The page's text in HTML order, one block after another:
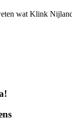
wat Klink